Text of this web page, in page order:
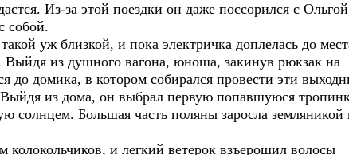
Из-за этой поездки он даже поссорился с
собой.
уж близкой, и пока электричка доплелась до
Выйдя из душного вагона, юноша, закинув рюкзак на
до домика, в котором собирался провести эти
из дома, он выбрал первую попавшуюся
солнцем. Большая часть поляны заросла земляникой
колокольчиков, и легкий ветерок взъерошил волосы